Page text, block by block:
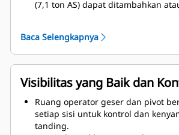
(7,1 ton AS) dapat ditambahkan
metrik ton (6,7 ton AS). Selain itu,
kubik meter (793 gal) dengan
mencegah lonjakan, dan
Ban depan dan belakang osilasi
horizontal dan vertikal yang
kekosongan udara, sehingga
permukaan yang seragam.
memerangkap panas agar ban
Baca Selengkapnya
Visibilitas yang Baik dan
Ruang operator geser dan pivot
setiap sisi untuk kontrol dan
tanding.